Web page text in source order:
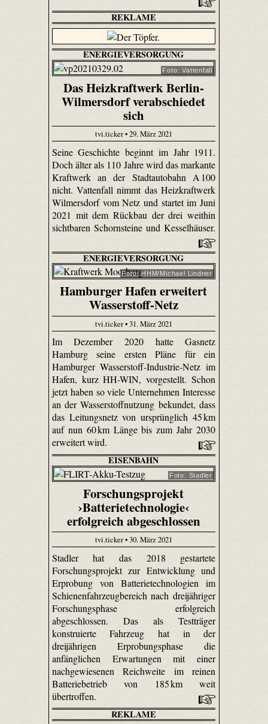
REKLAME
ENERGIEVERSORGUNG
Foto: Vattenfall
Das Heizkraftwerk Berlin-
Wilmersdorf verabschiedet
sich
tvi.ticker • 29. März 2021
Seine Geschichte beginnt im Jahr 1911.
Doch älter als 110 Jahre wird das markante
Kraftwerk an der Stadtautobahn A 100
nicht. Vattenfall nimmt das Heizkraftwerk
Wilmersdorf vom Netz und startet im Juni
2021 mit dem Rückbau der drei weithin
sichtbaren Schornsteine und Kesselhäuser.
ENERGIEVERSORGUNG
Foto: HHM/Michael Lindner
Hamburger Hafen erweitert
Wasserstoff-Netz
tvi.ticker • 31. März 2021
Im Dezember 2020 hatte Gasnetz
Hamburg seine ersten Pläne für ein
Hamburger Wasserstoff-Industrie-Netz im
Hafen, kurz HH-WIN, vorgestellt. Schon
jetzt haben so viele Unternehmen Interesse
an der Wasserstoffnutzung bekundet, dass
das Leitungsnetz von ursprünglich 45 km
auf nun 60 km Länge bis zum Jahr 2030
erweitert wird.
EISENBAHN
Foto: Stadler
Forschungsprojekt
›Batterietechnologie‹
erfolgreich abgeschlossen
tvi.ticker • 30. März 2021
Stadler hat das 2018 gestartete
Forschungsprojekt zur Entwicklung und
Erprobung von Batterietechnologien im
Schienenfahrzeugbereich nach dreijähriger
Forschungsphase erfolgreich
abgeschlossen. Das als Testträger
konstruierte Fahrzeug hat in der
dreijährigen Erprobungsphase die
anfänglichen Erwartungen mit einer
nachgewiesenen Reichweite im reinen
Batteriebetrieb von 185 km weit
übertroffen.
REKLAME